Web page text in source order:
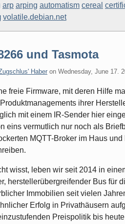
arp arping automatism cereal
volatile.debian.net
und Tasmota
Haber on Wednesday, June 17.
freie Firmware, mit deren Hilfe
ihrer
mit einem IR-Sender hier
eins vermutlich nur noch als
MQTT-Broker im Haus
wisst, leben wir seit 2014 in
herstellerübergreifender Bus für
Immobilien seit vielen
Erfolg in Privathäusern
Preispolitik bis